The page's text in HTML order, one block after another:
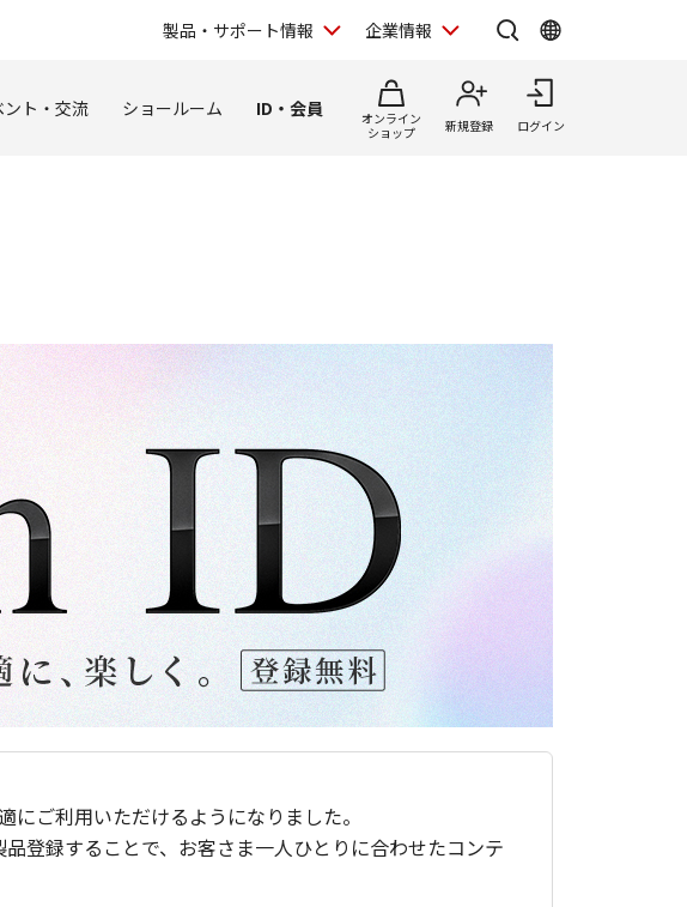
製品・サポート情報 企業情報
ント・交流 ショールーム ID・会員
オンライン
ショップ
新規登録 ログイン
ご利用いただけるようになりました。
登録することで、お客さま一人ひとりに合わせたコンテ